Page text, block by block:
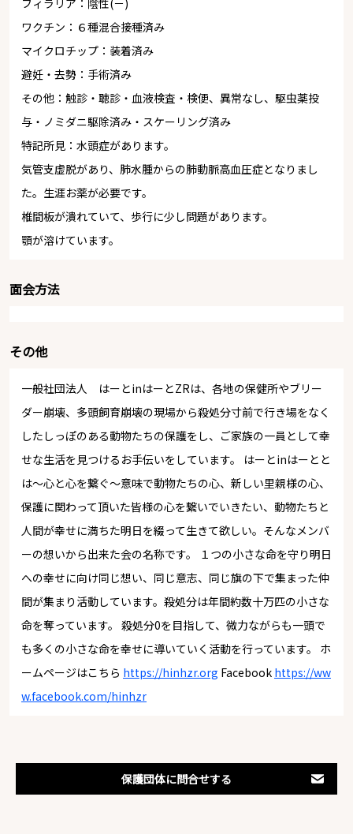
フィラリア：陰性(－)
ワクチン：６種混合接種済み
マイクロチップ：装着済み
避妊・去勢：手術済み
その他：触診・聴診・血液検査・検便、異常なし、駆虫薬投
与・ノミダニ駆除済み・スケーリング済み
特記所見：水頭症があります。
気管支虚脱があり、肺水腫からの肺動脈高血圧症となりまし
た。生涯お薬が必要です。
椎間板が潰れていて、歩行に少し問題があります。
顎が溶けています。
面会方法
その他
一般社団法人 はーとinはーとZRは、各地の保健所やブリー
ダー崩壊、多頭飼育崩壊の現場から殺処分寸前で行き場をなく
したしっぽのある動物たちの保護をし、ご家族の一員として幸
せな生活を見つけるお手伝いをしています。 はーとinはーとと
は～心と心を繋ぐ～意味で動物たちの心、新しい里親様の心、
保護に関わって頂いた皆様の心を繋いでいきたい、動物たちと
人間が幸せに満ちた明日を綴って生きて欲しい。そんなメンバ
ーの想いから出来た会の名称です。 １つの小さな命を守り明日
への幸せに向け同じ想い、同じ意志、同じ旗の下で集まった仲
間が集まり活動しています。殺処分は年間約数十万匹の小さな
命を奪っています。 殺処分0を目指して、微力ながらも一頭で
も多くの小さな命を幸せに導いていく活動を行っています。 ホ
ームページはこちら https://hinhzr.org Facebook https://ww
w.facebook.com/hinhzr
保護団体に問合せする